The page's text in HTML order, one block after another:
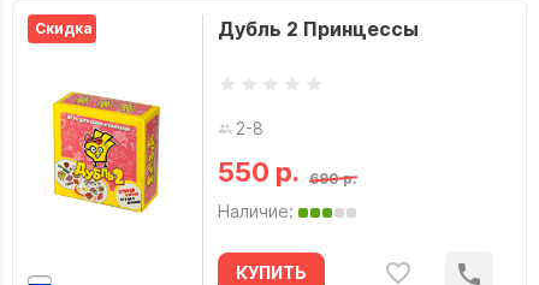
Скидка Дубль 2 Принцессы
2-8
550 р. 690 р.
Наличие:
КУПИТЬ